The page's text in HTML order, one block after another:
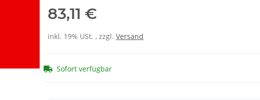
83,11 €
inkl. 19% USt. , zzgl. Versand
Sofort verfügbar